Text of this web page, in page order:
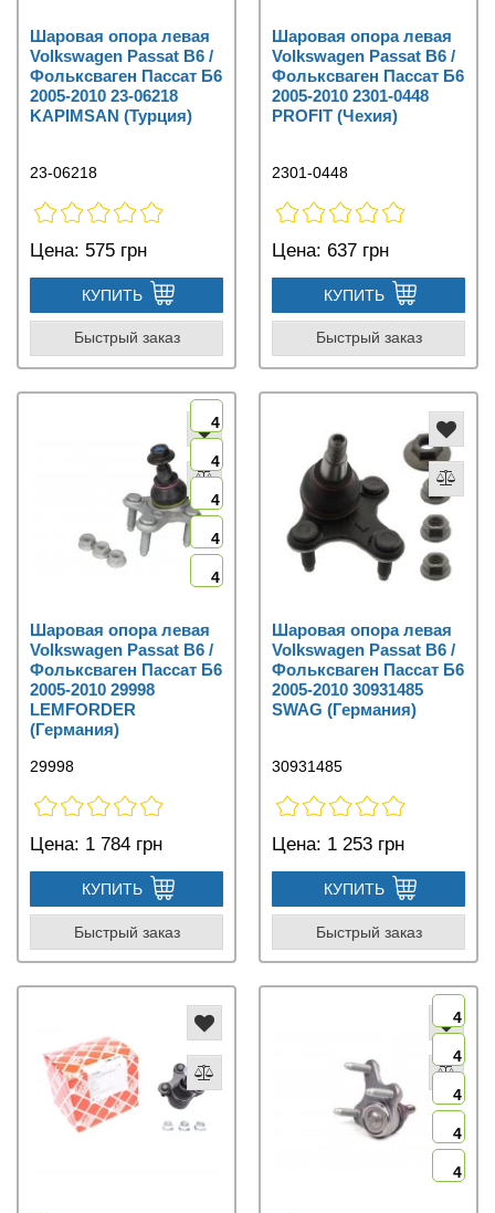
Шаровая опора левая
Volkswagen Passat B6 /
Фольксваген Пассат Б6
2005-2010 23-06218
KAPIMSAN (Турция)
23-06218
Цена: 575 грн
КУПИТЬ
Быстрый заказ
Шаровая опора левая
Volkswagen Passat B6 /
Фольксваген Пассат Б6
2005-2010 2301-0448
PROFIT (Чехия)
2301-0448
Цена: 637 грн
КУПИТЬ
Быстрый заказ
4
4
4
4
4
Шаровая опора левая
Volkswagen Passat B6 /
Фольксваген Пассат Б6
2005-2010 29998
LEMFORDER
(Германия)
29998
Цена: 1 784 грн
КУПИТЬ
Быстрый заказ
Шаровая опора левая
Volkswagen Passat B6 /
Фольксваген Пассат Б6
2005-2010 30931485
SWAG (Германия)
30931485
Цена: 1 253 грн
КУПИТЬ
Быстрый заказ
4
4
4
4
4